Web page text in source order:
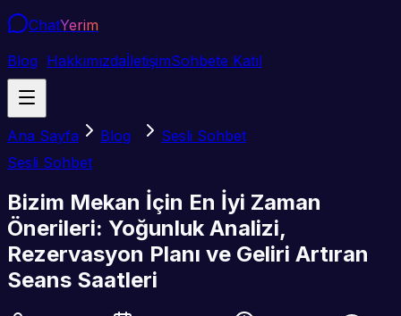
ChatYerim
Blog HakkımızdaİletişimSohbete Katıl
Ana Sayfa Blog
Sesli Sohbet
Sesli Sohbet
Bizim Mekan İçin En İyi Zaman
Önerileri: Yoğunluk Analizi,
Rezervasyon Planı ve Geliri Artıran
Seans Saatleri